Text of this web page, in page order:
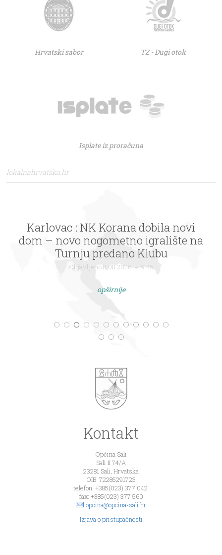
Hrvatski sabor TZ - Dugi otok
Isplate iz proračuna
lokalnahrvatska.hr
Karlovac : NK Korana dobila novi
dom – novo nogometno igralište na
Turnju predano Klubu
Objavljeno 8.08.2026. - 19:45
opširnije
Kontakt
Općina Sali
Sali II 74/A
23281 Sali, Hrvatska
OIB: 72285291723
telefon: +385(023) 377 042
fax: +385(023) 377 560
opcina@opcina-sali.hr
Izjava o pristupačnosti